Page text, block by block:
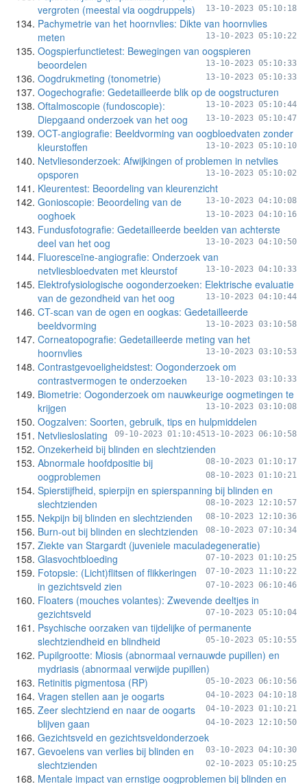
vergroten (meestal via oogdruppels)
13-10-2023 05:10:18
Pachymetrie van het hoornvlies: Dikte van hoornvlies
meten
13-10-2023 05:10:22
Oogspierfunctietest: Bewegingen van oogspieren
beoordelen
13-10-2023 05:10:33
Oogdrukmeting (tonometrie) 13-10-2023 05:10:33
Oogechografie: Gedetailleerde blik op de oogstructuren
13-10-2023 05:10:44
Oftalmoscopie (fundoscopie):
Diepgaand onderzoek van het oog
13-10-2023 05:10:47
OCT-angiografie: Beeldvorming van oogbloedvaten zonder
kleurstoffen
13-10-2023 05:10:10
Netvliesonderzoek: Afwijkingen of problemen in netvlies
opsporen
13-10-2023 05:10:02
Kleurentest: Beoordeling van kleurenzicht
13-10-2023 04:10:08
Gonioscopie: Beoordeling van de
ooghoek
13-10-2023 04:10:16
Fundusfotografie: Gedetailleerde beelden van achterste
deel van het oog
13-10-2023 04:10:50
Fluoresceïne-angiografie: Onderzoek van
netvliesbloedvaten met kleurstof
13-10-2023 04:10:33
Elektrofysiologische oogonderzoeken: Elektrische evaluatie
van de gezondheid van het oog
13-10-2023 04:10:44
CT-scan van de ogen en oogkas: Gedetailleerde
beeldvorming
13-10-2023 03:10:58
Corneatopografie: Gedetailleerde meting van het
hoornvlies
13-10-2023 03:10:53
Contrastgevoeligheidstest: Oogonderzoek om
contrastvermogen te onderzoeken
13-10-2023 03:10:33
Biometrie: Oogonderzoek om nauwkeurige oogmetingen te
krijgen
13-10-2023 03:10:08
Oogzalven: Soorten, gebruik, tips en hulpmiddelen
13-10-2023 06:10:58
Netvliesloslating 09-10-2023 01:10:45
Onzekerheid bij blinden en slechtzienden
08-10-2023 01:10:17
Abnormale hoofdpositie bij
oogproblemen
08-10-2023 01:10:21
Spierstijfheid, spierpijn en spierspanning bij blinden en
slechtzienden
08-10-2023 12:10:57
Nekpijn bij blinden en slechtzienden 08-10-2023 12:10:36
Burn-out bij blinden en slechtzienden 08-10-2023 07:10:34
Ziekte van Stargardt (juveniele maculadegeneratie)
07-10-2023 01:10:25
Glasvochtbloeding
07-10-2023 11:10:22
Fotopsie: (Licht)flitsen of flikkeringen
in gezichtsveld zien
07-10-2023 06:10:46
Floaters (mouches volantes): Zwevende deeltjes in
gezichtsveld
07-10-2023 05:10:04
Psychische oorzaken van tijdelijke of permanente
slechtziendheid en blindheid
05-10-2023 05:10:55
Pupilgrootte: Miosis (abnormaal vernauwde pupillen) en
mydriasis (abnormaal verwijde pupillen)
05-10-2023 06:10:56
Retinitis pigmentosa (RP)
04-10-2023 04:10:18
Vragen stellen aan je oogarts
04-10-2023 01:10:21
Zeer slechtziend en naar de oogarts
blijven gaan
04-10-2023 12:10:50
Gezichtsveld en gezichtsveldonderzoek
03-10-2023 04:10:30
Gevoelens van verlies bij blinden en
slechtzienden
02-10-2023 05:10:25
Mentale impact van ernstige oogproblemen bij blinden en